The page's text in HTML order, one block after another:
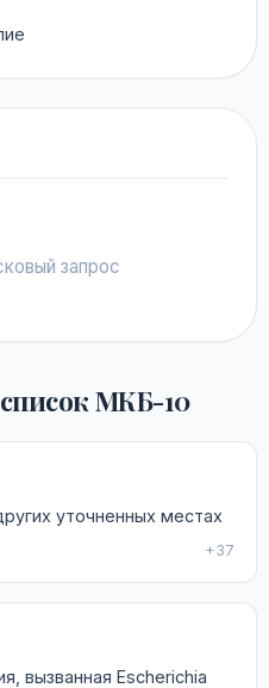
запрос
МКБ-10
уточненных местах
+37
вызванная Escherichia